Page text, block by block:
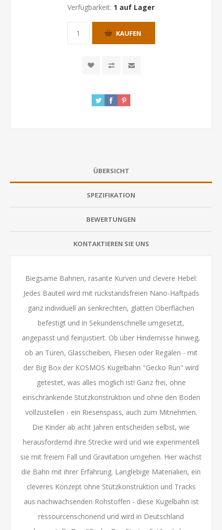
Verfügbarkeit: 1 auf Lager
KAUFEN
ÜBERSICHT
SPEZIFIKATION
BEWERTUNGEN
KONTAKTIEREN SIE UNS
Biegsame Bahnen, rasante Kurven und clevere Hebel:
Jedes Bauteil wird mit rückstandsfreien Nano-Haftpads
ganz individuell an senkrechten, glatten Oberflächen
befestigt und in Sekundenschnelle umgesetzt,
angepasst und feinjustiert. Ob über Hindernisse hinweg,
ob an Türen, Glasscheiben, Fliesen oder Regalen - mit
der Big Box der KOSMOS Kugelbahn "Gecko Run" wird
getestet, was alles möglich ist! Ganz frei, ohne
einschränkende Stützkonstruktion und ohne den Boden
vollzustellen - ein Riesenspass, auch zum Mitnehmen.
Die Kinder ab acht Jahren entscheiden selbst, wie
herausfordernd ihre Strecke wird und wie experimentell
sie mit freiem Fall und Gravitation umgehen. Hier wächst
die Bahn mit ihrer Erfahrung. Langlebige Materialien, ein
cleveres Konzept ohne Stützkonstruktion und Tracks
aus nachwachsenden Rohstoffen - diese Kugelbahn ist
ressourcenschonend und wird in Deutschland